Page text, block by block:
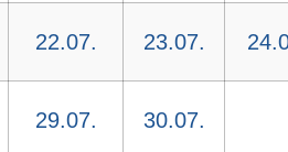
22.07. 23.07.
29.07. 30.07.